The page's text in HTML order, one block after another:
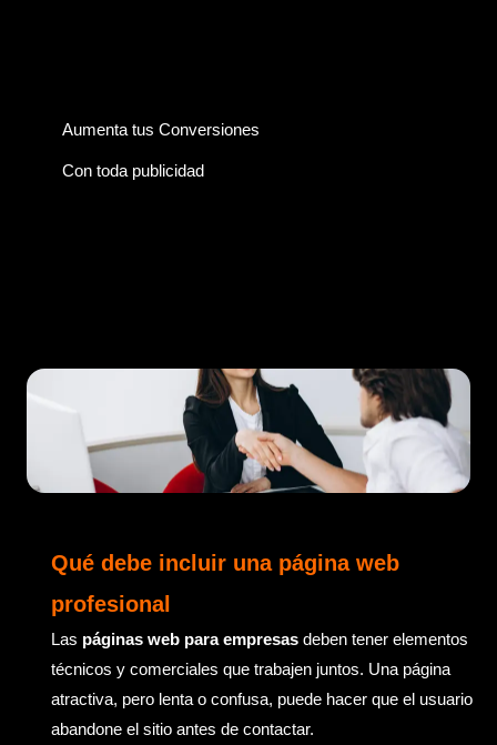
Aumenta tus Conversiones
Con toda publicidad
Qué debe incluir una página web
profesional
Las páginas web para empresasdeben tener elementos
técnicos y comerciales que trabajen juntos. Una página
atractiva, pero lenta o confusa, puede hacer que el usuario
abandone el sitio antes de contactar.